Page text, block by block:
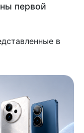
первой
в